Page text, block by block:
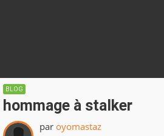
BLOG
hommage à stalker
par oyomastaz